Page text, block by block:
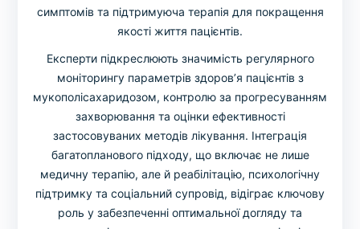
симптомів та підтримуюча терапія для покращення
якості життя пацієнтів.
Експерти підкреслюють значимість регулярного
моніторингу параметрів здоров’я пацієнтів з
мукополісахаридозом, контролю за прогресуванням
захворювання та оцінки ефективності
застосовуваних методів лікування. Інтеграція
багатопланового підходу, що включає не лише
медичну терапію, але й реабілітацію, психологічну
підтримку та соціальний супровід, відіграє ключову
роль у забезпеченні оптимальної догляду та